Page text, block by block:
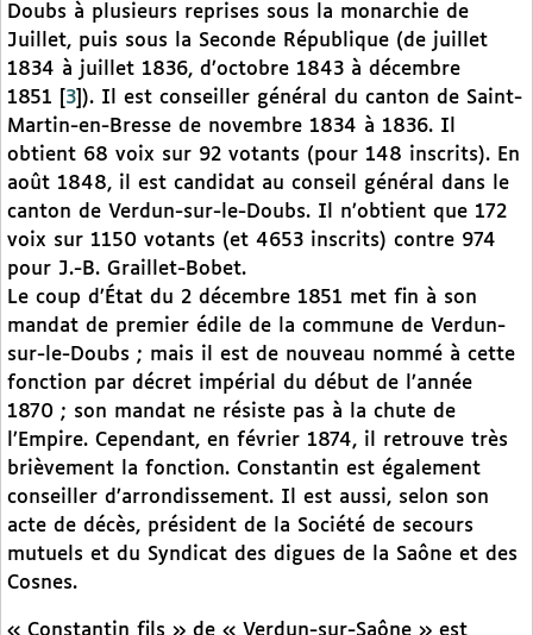
Doubs à plusieurs reprises sous la monarchie de
Juillet, puis sous la Seconde République (de juillet
1834 à juillet 1836, d’octobre 1843 à décembre
1851
3 ). Il est conseiller général du canton de Saint-
Martin-en-Bresse de novembre 1834 à 1836. Il
obtient 68 voix sur 92 votants (pour 148 inscrits). En
août 1848, il est candidat au conseil général dans le
canton de Verdun-sur-le-Doubs. Il n’obtient que 172
voix sur 1150 votants (et 4653 inscrits) contre 974
pour J.-B. Graillet-Bobet.
Le coup d’État du 2 décembre 1851 met fin à son
mandat de premier édile de la commune de Verdun-
sur-le-Doubs ; mais il est de nouveau nommé à cette
fonction par décret impérial du début de l’année
1870 ; son mandat ne résiste pas à la chute de
l’Empire. Cependant, en février 1874, il retrouve très
brièvement la fonction. Constantin est également
conseiller d’arrondissement. Il est aussi, selon son
acte de décès, président de la Société de secours
mutuels et du Syndicat des digues de la Saône et des
Cosnes.
« Constantin fils » de « Verdun-sur-Saône » est